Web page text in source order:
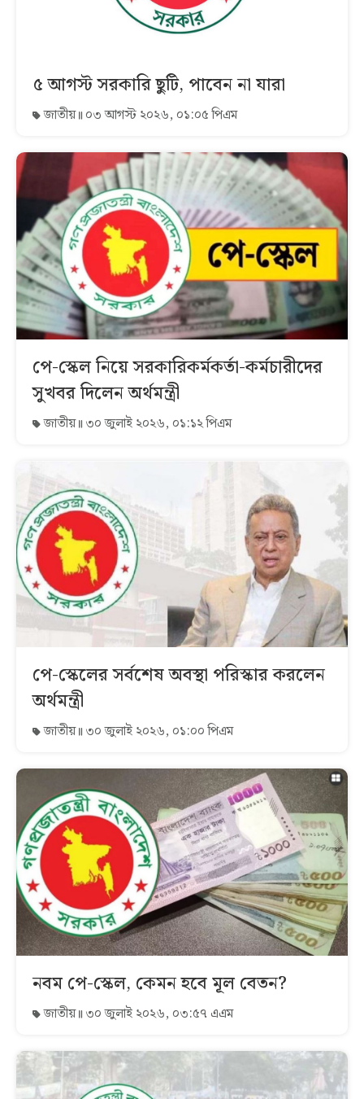
৫ আগস্ট সরকারি ছুটি, পাবেন না যারা
জাতীয় ০৩ আগস্ট ২০২৬, ০১:০৫ পিএম
পে-স্কেল নিয়ে সরকারিকর্মকর্তা-কর্মচারীদের
সুখবর দিলেন অর্থমন্ত্রী
জাতীয় ৩০ জুলাই ২০২৬, ০১:১২ পিএম
পে-স্কেলের সর্বশেষ অবস্থা পরিস্কার করলেন
অর্থমন্ত্রী
জাতীয় ৩০ জুলাই ২০২৬, ০১:০০ পিএম
নবম পে-স্কেল, কেমন হবে মূল বেতন?
জাতীয় ৩০ জুলাই ২০২৬, ০৩:৫৭ এএম